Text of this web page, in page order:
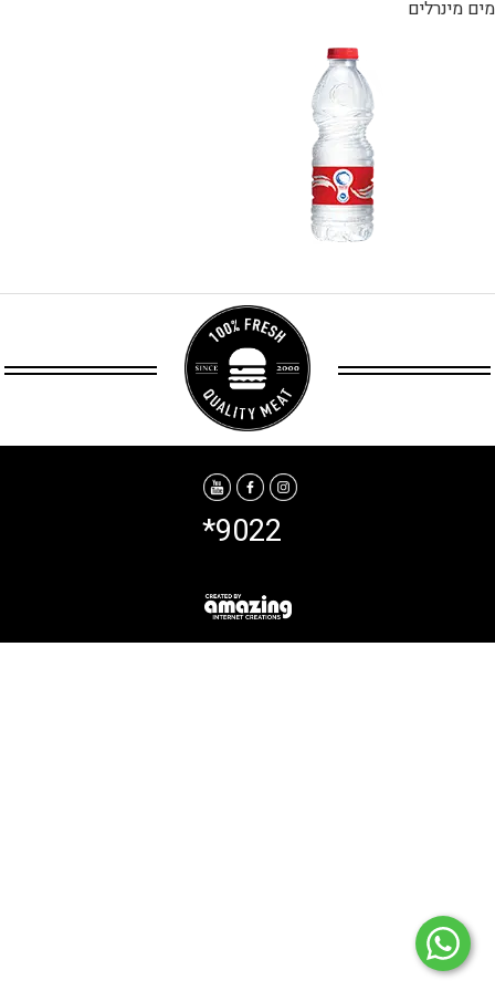
מים מינרלים
*9022